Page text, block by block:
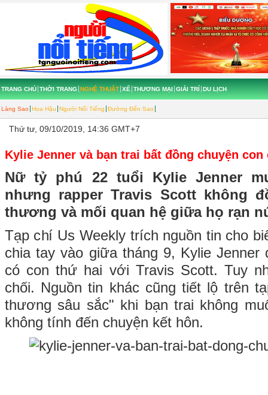
TRANG CHỦ THỜI TRANG NGHỆ THUẬT
Làng Sao Hoa Hậu Người Nổi Tiếng Đường Đến Sao
XẾ THƯƠNG MẠI GIẢI TRÍ DU LỊCH
Thứ tư, 09/10/2019, 14:36 GMT+7
Kylie Jenner và bạn trai bất đồng chuyện con
Nữ tỷ phú 22 tuổi Kylie Jenner
nhưng rapper Travis Scott không
thương và mối quan hệ giữa họ rạn
Tạp chí Us Weekly trích nguồn tin cho
chia tay vào giữa tháng 9, Kylie Jenner
có con thứ hai với Travis Scott. Tuy
chối. Nguồn tin khác cũng tiết lộ trên
thương sâu sắc" khi bạn trai không
không tính đến chuyện kết hôn.